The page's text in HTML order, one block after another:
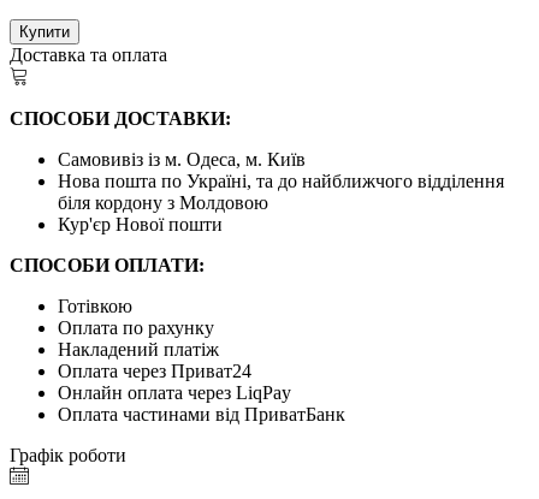
Купити
Доставка та оплата
СПОСОБИ ДОСТАВКИ:
Самовивіз із м. Одеса, м. Київ
Нова пошта по Україні, та до найближчого відділення
біля кордону з Молдовою
Кур'єр Нової пошти
СПОСОБИ ОПЛАТИ:
Готівкою
Оплата по рахунку
Накладений платіж
Оплата через Приват24
Онлайн оплата через LiqPay
Оплата частинами від ПриватБанк
Графік роботи